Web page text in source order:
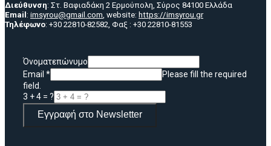
Διεύθυνση: Στ. Βαφιαδάκη 2 Ερμούπολη, Σύρος 84100 Ελλάδα
Email : imsyrou@gmail.com, website: https://imsyrou.gr
Τηλέφωνο: +30 22810-82582, Φαξ : +30 22810-81553
Όνοματεπώνυμο
Email *
Please fill the required
field.
3 + 4 = ?
Εγγραφή στο Newsletter